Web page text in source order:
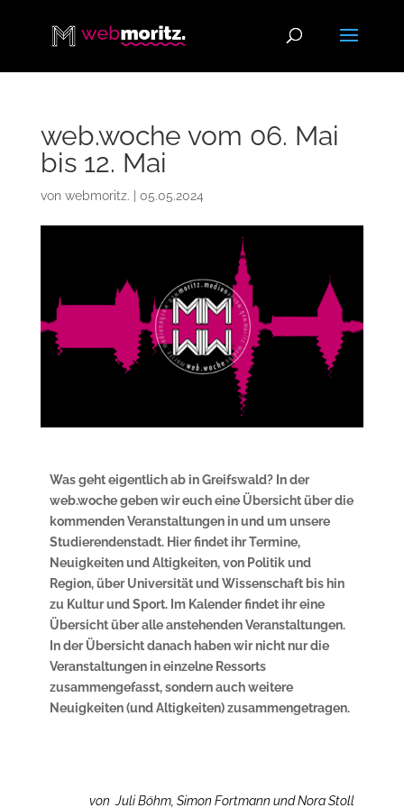
web.woche vom 06. Mai
bis 12. Mai
von webmoritz. 05.05.2024
Was geht eigentlich ab in Greifswald? In der
web.woche geben wir euch eine Übersicht über die
kommenden Veranstaltungen in und um unsere
Studierendenstadt. Hier findet ihr Termine,
Neuigkeiten und Altigkeiten, von Politik und
Region, über Universität und Wissenschaft bis hin
zu Kultur und Sport. Im Kalender findet ihr eine
Übersicht über alle anstehenden Veranstaltungen.
In der Übersicht danach haben wir nicht nur die
Veranstaltungen in einzelne Ressorts
zusammengefasst, sondern auch weitere
Neuigkeiten (und Altigkeiten) zusammengetragen.
von Juli Böhm, Simon Fortmann und Nora Stoll